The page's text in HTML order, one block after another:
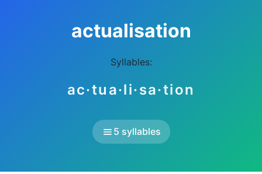
actualisation
Syllables:
ac·tua·li·sa·tion
5 syllables